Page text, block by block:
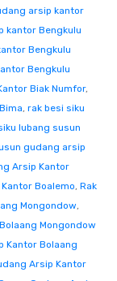
arsip kantor
kantor Bengkulu
Bengkulu
Bengkulu
Biak Numfor,
, rak besi siku
lubang susun
gudang arsip
Arsip Kantor
Boalemo, Rak
Mongondow,
Mongondow
Kantor Bolaang
Arsip Kantor